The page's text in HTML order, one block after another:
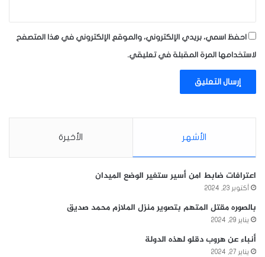
احفظ اسمي، بريدي الإلكتروني، والموقع الإلكتروني في هذا المتصفح
لاستخدامها المرة المقبلة في تعليقي.
الأشهر الأخيرة
اعترافات ضابط امن أسير ستغير الوضع الميدان
أكتوبر 23, 2024
بالصوره مقتل المتهم بتصوير منزل الملازم محمد صديق
يناير 29, 2024
أنباء عن هروب دقلو لهذه الدولة
يناير 27, 2024